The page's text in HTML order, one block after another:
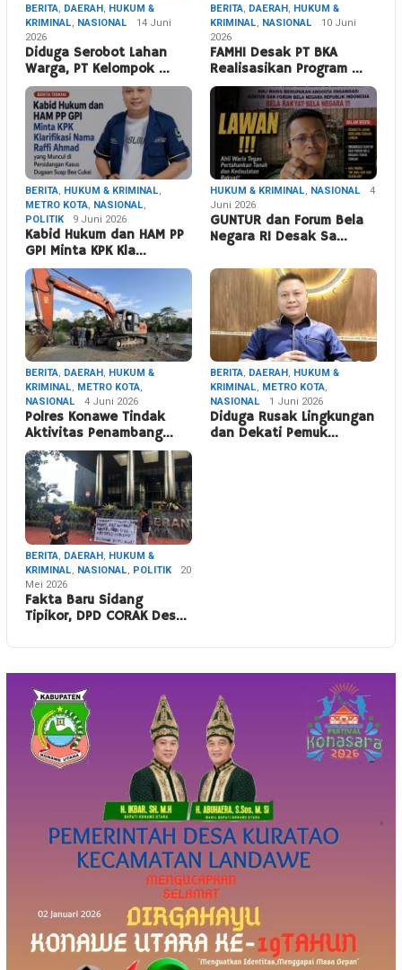
BERITA, DAERAH, HUKUM &
KRIMINAL, NASIONAL
14 Juni
2026
Diduga Serobot Lahan
Warga, PT Kelompok …
BERITA, DAERAH, HUKUM &
KRIMINAL, NASIONAL
10 Juni
2026
FAMHI Desak PT BKA
Realisasikan Program …
BERITA, HUKUM & KRIMINAL,
METRO KOTA, NASIONAL,
POLITIK
9 Juni 2026
Kabid Hukum dan HAM PP
GPI Minta KPK Kla…
HUKUM & KRIMINAL, NASIONAL
4
Juni 2026
GUNTUR dan Forum Bela
Negara RI Desak Sa…
BERITA, DAERAH, HUKUM &
KRIMINAL, METRO KOTA,
NASIONAL
4 Juni 2026
Polres Konawe Tindak
Aktivitas Penambang…
BERITA, DAERAH, HUKUM &
KRIMINAL, METRO KOTA,
NASIONAL
1 Juni 2026
Diduga Rusak Lingkungan
dan Dekati Pemuk…
BERITA, DAERAH, HUKUM &
KRIMINAL, NASIONAL, POLITIK
20
Mei 2026
Fakta Baru Sidang
Tipikor, DPD CORAK Des…